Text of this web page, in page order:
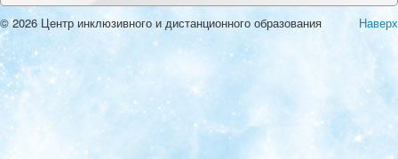
Наверх
© 2026 Центр инклюзивного и дистанционного образования